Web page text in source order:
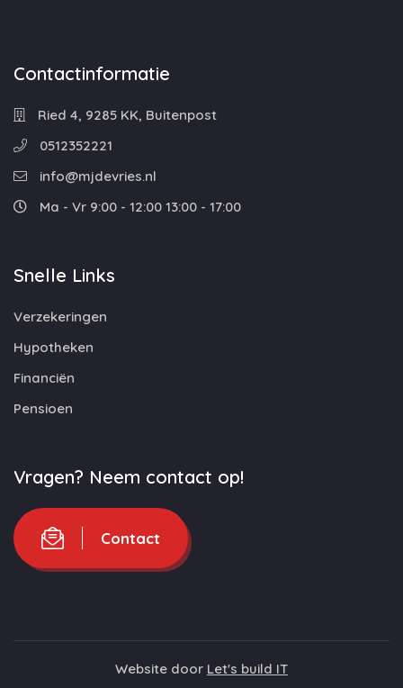
Contactinformatie
Ried 4, 9285 KK, Buitenpost
0512352221
info@mjdevries.nl
Ma - Vr 9:00 - 12:00 13:00 - 17:00
Snelle Links
Verzekeringen
Hypotheken
Financiën
Pensioen
Vragen? Neem contact op!
Contact
Website door Let's build IT